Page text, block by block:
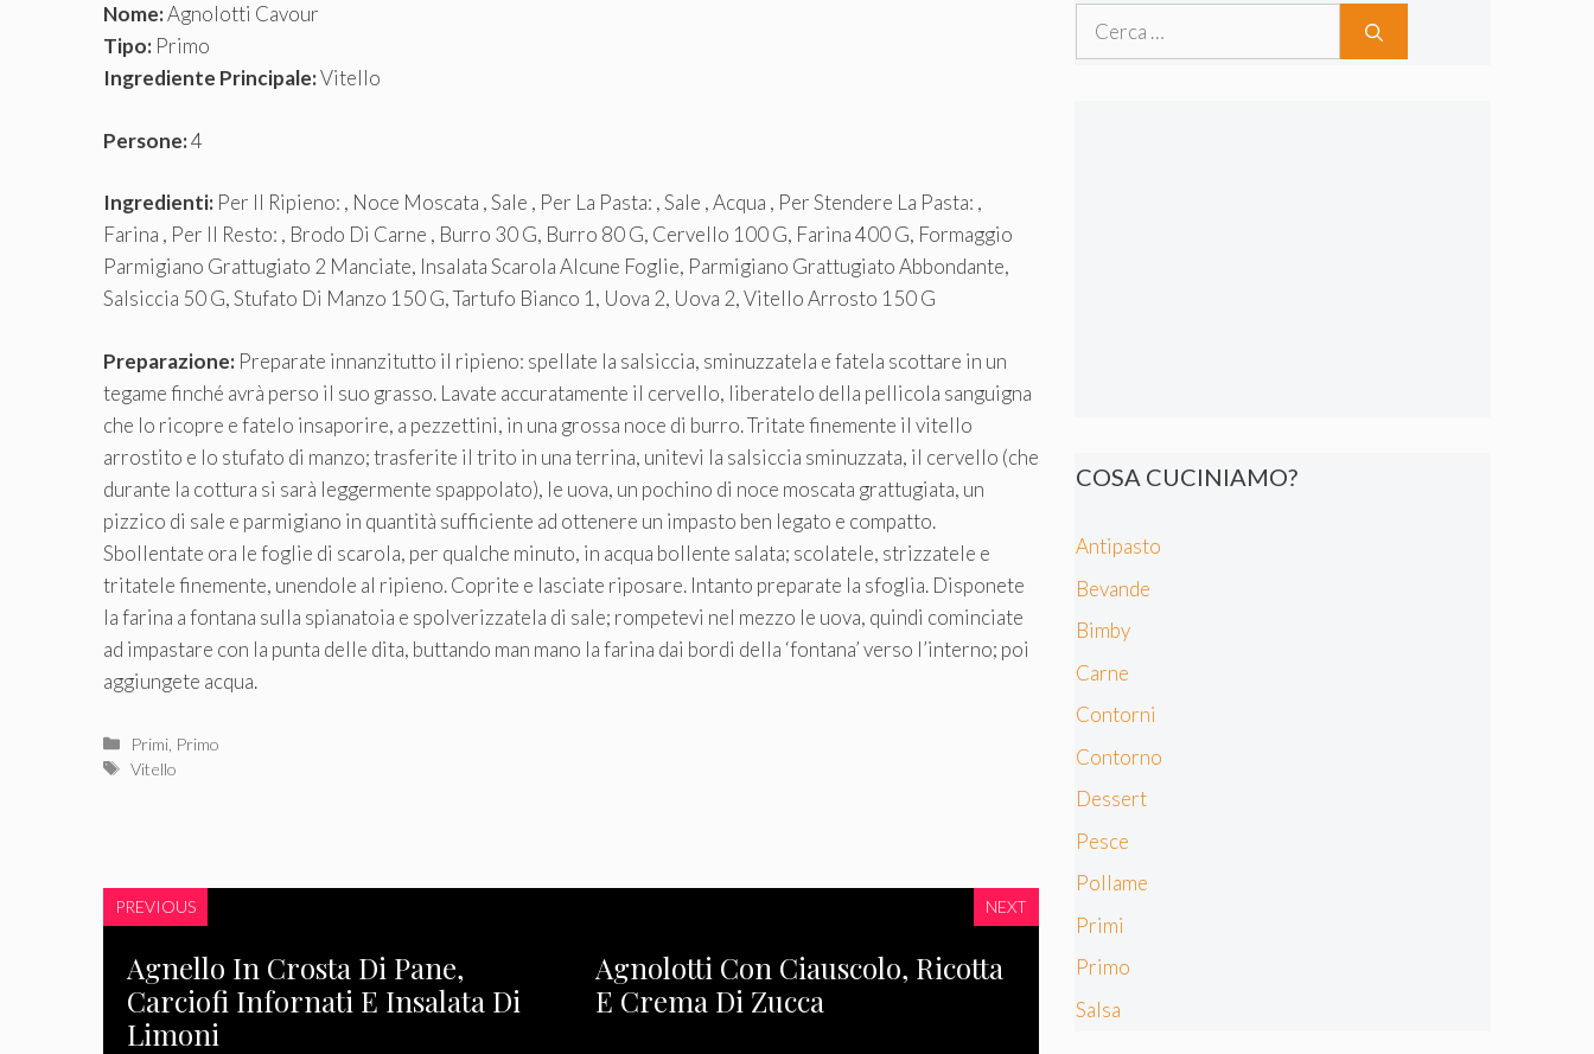
Nome:Agnolotti Cavour
Tipo: Primo
Ingrediente Principale:Vitello
Persone:4
Ingredienti: Per Il Ripieno: , Noce Moscata , Sale , Per La Pasta: , Sale , Acqua , Per Stendere La Pasta: ,
Farina , Per Il Resto: , Brodo Di Carne , Burro 30 G, Burro 80 G, Cervello 100 G, Farina 400 G, Formaggio
Parmigiano Grattugiato 2 Manciate, Insalata Scarola Alcune Foglie, Parmigiano Grattugiato Abbondante,
Salsiccia 50 G, Stufato Di Manzo 150 G, Tartufo Bianco 1, Uova 2, Uova 2, Vitello Arrosto 150 G
Preparazione: Preparate innanzitutto il ripieno: spellate la salsiccia, sminuzzatela e fatela scottare in un
tegame finché avrà perso il suo grasso. Lavate accuratamente il cervello, liberatelo della pellicola sanguigna
che lo ricopre e fatelo insaporire, a pezzettini, in una grossa noce di burro. Tritate finemente il vitello
arrostito e lo stufato di manzo; trasferite il trito in una terrina, unitevi la salsiccia sminuzzata, il cervello (che
durante la cottura si sarà leggermente spappolato), le uova, un pochino di noce moscata grattugiata, un
pizzico di sale e parmigiano in quantità sufficiente ad ottenere un impasto ben legato e compatto.
Sbollentate ora le foglie di scarola, per qualche minuto, in acqua bollente salata; scolatele, strizzatele e
tritatele finemente, unendole al ripieno. Coprite e lasciate riposare. Intanto preparate la sfoglia. Disponete
la farina a fontana sulla spianatoia e spolverizzatela di sale; rompetevi nel mezzo le uova, quindi cominciate
ad impastare con la punta delle dita, buttando man mano la farina dai bordi della ‘fontana’ verso l’interno; poi
aggiungete acqua.
Categorie
Primi Primo
Tag
Vitello
PREVIOUS
Agnello In Crosta Di Pane,
Carciofi Infornati E Insalata Di
Limoni
NEXT
Agnolotti Con Ciauscolo, Ricotta
E Crema Di Zucca
Ricerca
COSA CUCINIAMO?
Antipasto
Bevande
Bimby
Carne
Contorni
Contorno
Dessert
Pesce
Pollame
Primi
Primo
Salsa